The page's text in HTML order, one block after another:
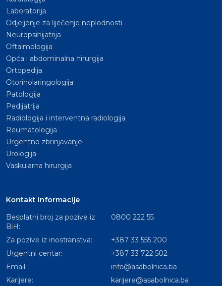
Laboratorija
Odjeljenje za liječenje neplodnosti
Neuropsihijatrija
Oftalmologija
Opća i abdominalna hirurgija
Ortopedija
Otorinolaringologija
Patologija
Pedijatrija
Radiologija i interventna radiologija
Reumatologija
Urgentno zbrinjavanje
Urologija
Vaskularna hirurgija
Kontakt informacije
Besplatni broj za pozive iz
BiH:
0800 222 55
Za pozive iz inostranstva:
+387 33 555 200
Urgentni centar:
+387 33 722 502
Email:
info@asabolnica.ba
Karijere:
karijere@asabolnica.ba